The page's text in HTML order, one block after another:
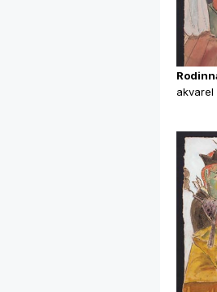
akvarel